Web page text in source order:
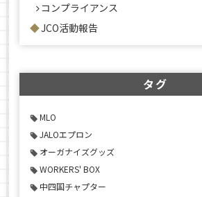
コンプライアンス
JCO活動報告
タグ
MLO
JALOエプロン
オーガナイズグッズ
WORKERS' BOX
中四国チャプター